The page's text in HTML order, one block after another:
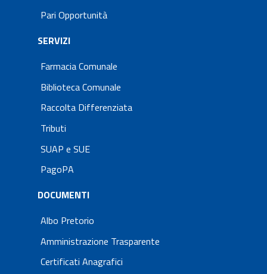
Pari Opportunità
SERVIZI
Farmacia Comunale
Biblioteca Comunale
Raccolta Differenziata
Tributi
SUAP e SUE
PagoPA
DOCUMENTI
Albo Pretorio
Amministrazione Trasparente
Certificati Anagrafici